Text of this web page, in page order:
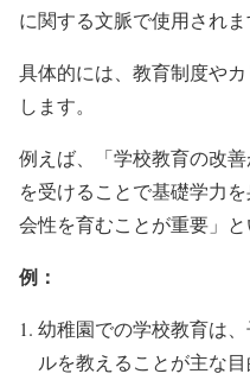
に関する文脈で使用されま
具体的には、教育制度や
します。
例えば、「学校教育の改
を受けることで基礎学力
会性を育むことが重要」と
例：
幼稚園での学校教育は
ルを教えることが主な目